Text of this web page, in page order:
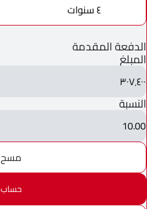
٤ سنوات
الدفعة المقدمة
المبلغ
٣٠٧٬٤٠٠
النسبة
10.00
مسح
حساب